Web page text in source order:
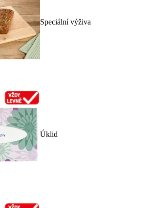
Speciální výživa
Úklid